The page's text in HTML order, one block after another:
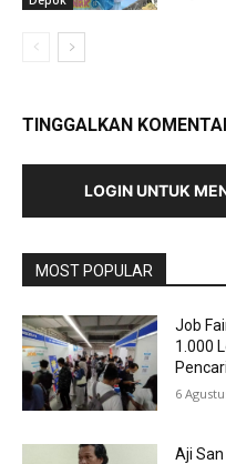
TINGGALKAN
LOGIN UNTUK
MOST POPULAR
Job
1.000
6
Aji